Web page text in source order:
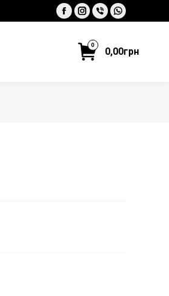
Facebook
Instagram
ViberWhatsapp
0,00грн
0